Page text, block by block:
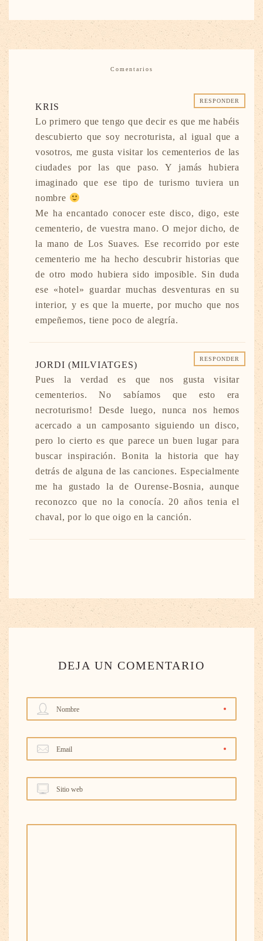
Comentarios
RESPONDER
KRIS
Lo primero que tengo que decir es que me habéis
descubierto que soy necroturista, al igual que a
vosotros, me gusta visitar los cementerios de las
ciudades por las que paso. Y jamás hubiera
imaginado que ese tipo de turismo tuviera un
nombre
Me ha encantado conocer este disco, digo, este
cementerio, de vuestra mano. O mejor dicho, de
la mano de Los Suaves. Ese recorrido por este
cementerio me ha hecho descubrir historias que
de otro modo hubiera sido imposible. Sin duda
ese «hotel» guardar muchas desventuras en su
interior, y es que la muerte, por mucho que nos
empeñemos, tiene poco de alegría.
RESPONDER
JORDI (MILVIATGES)
Pues la verdad es que nos gusta visitar
cementerios. No sabíamos que esto era
necroturismo! Desde luego, nunca nos hemos
acercado a un camposanto siguiendo un disco,
pero lo cierto es que parece un buen lugar para
buscar inspiración. Bonita la historia que hay
detrás de alguna de las canciones. Especialmente
me ha gustado la de Ourense-Bosnia, aunque
reconozco que no la conocía. 20 años tenia el
chaval, por lo que oigo en la canción.
DEJA UN COMENTARIO
Nombre
Email
Sitio web